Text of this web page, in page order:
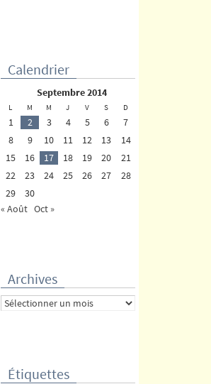
Calendrier
septembre 2014
L M M J V S D
1 2 3 4 5 6
7
8
9 10 11 12 13
14
15
16 17 18 19 20
21
22
23 24 25 26 27
28
29
30
« Août Oct »
Archives
Archives
Étiquettes